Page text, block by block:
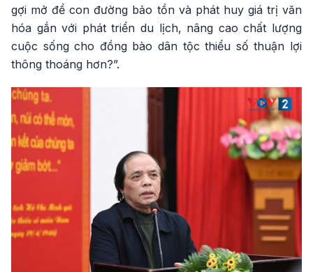
gợi mở để con đường bảo tồn và phát huy giá trị văn
hóa gắn với phát triển du lịch, nâng cao chất lượng
cuộc sống cho đồng bào dân tộc thiểu số thuận lợi
thông thoáng hơn?”.